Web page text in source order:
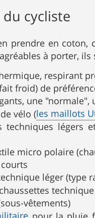
cycliste
prendre en coton,
à porter,
respirant
froid) de
une "normale",
vélo (les maillots
techniques légers
micro polaire
léger (type
vêtements)